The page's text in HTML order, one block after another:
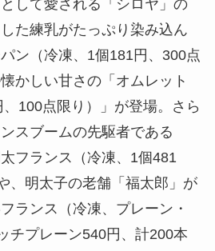
して愛される「シロヤ」の
た練乳がたっぷり染み込ん
ン（冷凍、1個181円、300点
かしい甘さの「オムレット
、100点限り）」が登場。さら
スブームの先駆者である
フランス（冷凍、1個481
、明太子の老舗「福太郎」が
ランス（冷凍、プレーン・
チプレーン540円、計200本